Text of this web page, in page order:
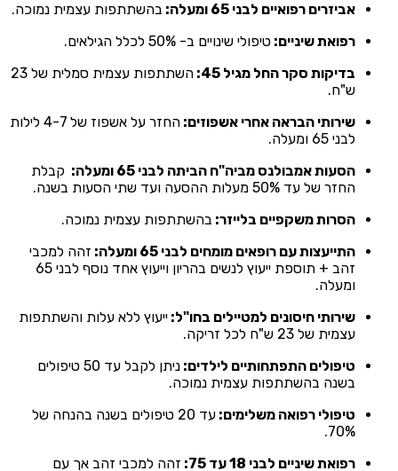
אביזרים רפואיים לבני 65 ומעלה:
בהשתתפות עצמית נמוכה.
רפואת שיניים: טיפולי שינויים ב- 50% לכלל הגילאים.
בדיקות סקר החל מגיל 45:
השתתפות עצמית סמלית של 23
ש"ח.
שירותי הבראה אחרי אשפוזים:
החזר על אשפוז של 4-7 לילות
לבני 65 ומעלה.
הסעות אמבולנס מביה"ח הביתה לבני 65 ומעלה:
קבלת
החזר של עד 50% מעלות ההסעה ועד שתי הסעות בשנה.
הסרות משקפיים בלייזר: בהשתתפות עצמית נמוכה.
התייעצות עם רופאים מומחים לבני 65 ומעלה:
זהה למכבי
זהב + תוספת ייעוץ לנשים בהריון וייעוץ אחד נוסף לבני 65
ומעלה.
שירותי חיסונים למטיילים בחו"ל: ייעוץ ללא עלות והשתתפות
עצמית של 23 ש"ח לכל זריקה.
טיפולים התפתחותיים לילדים:
ניתן לקבל עד 50 טיפולים
בשנה בהשתתפות עצמית נמוכה.
טיפולי רפואה משלימים:
עד 20 טיפולים בשנה בהנחה של
70%.
רפואת שיניים לבני 18 עד 75:
זהה למכבי זהב אך עם